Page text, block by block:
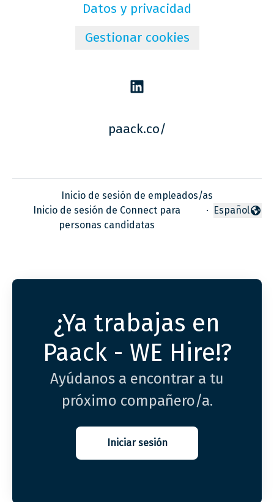
Datos y privacidad
Gestionar cookies
paack.co/
Inicio de sesión de empleados/as
Inicio de sesión de Connect para
personas candidatas
·
Cambiar
Español
¿Ya trabajas en
Paack - WE Hire!?
Ayúdanos a encontrar a tu
próximo compañero/a.
Iniciar sesión